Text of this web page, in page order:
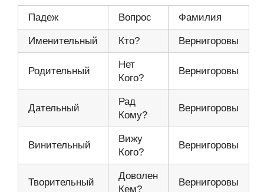
Падеж Вопрос Фамилия
Именительный Кто? Вернигоровы
Родительный
Нет
Кого?
Вернигоровы
Дательный
Рад
Кому?
Вернигоровы
Винительный
Вижу
Кого?
Вернигоровы
Творительный
Доволен
Кем?
Вернигоровы